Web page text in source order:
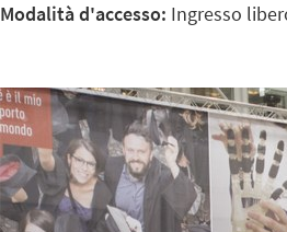
Modalità d'accesso: Ingresso